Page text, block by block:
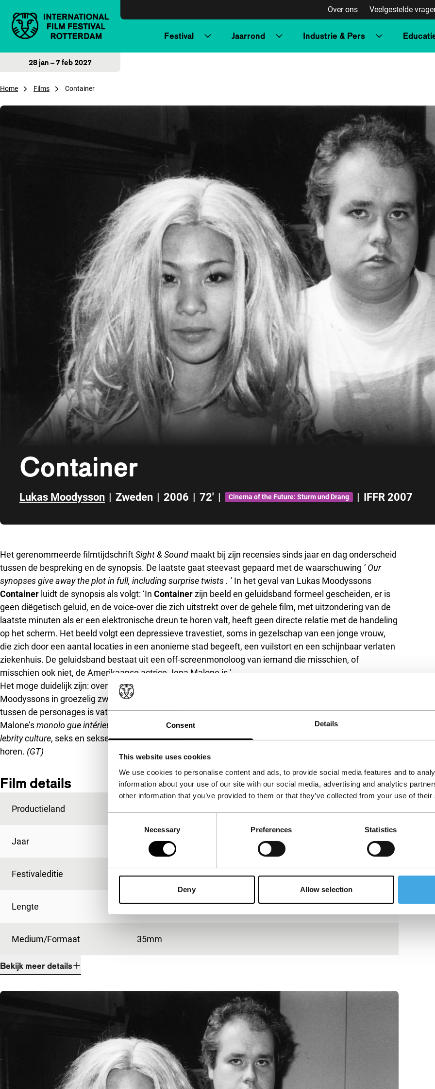
Consent Details
This website uses cookies
We use cookies to personalise content and ads, to provide social media features and to
information about your use of our site with our social media, advertising and analytics
other information that you’ve provided to them or that they’ve collected from your use of
Necessary Preferences Statistics
Deny Allow selection
Over ons Veelgestelde
Festival Jaarrond Industrie & Pers
28 jan – 7 feb 2027
Home Films Container
Container
Lukas Moodysson | Zweden | 2006 | 72' | Cinema of the Future: Sturm und Drang | IFFR 2007
Het gerenommeerde filmtijdschriftSight & Sound maakt bij zijn recensies sinds jaar en dag onderscheid
tussen de bespreking en de synopsis. De laatste gaat steevast gepaard met de waarschuwing ‘ Our
synopses give away the plot in full, including surprise twists . ’In het geval van Lukas Moodyssons
Container luidt de synopsis als volgt: ‘In Containerzijn beeld en geluidsband formeel gescheiden, er is
geen diëgetisch geluid, en de voice-over die zich uitstrekt over de gehele film, met uitzondering van de
laatste minuten als er een elektronische dreun te horen valt, heeft geen directe relatie met de handeling
op het scherm. Het beeld volgt een depressieve travestiet, soms in gezelschap van een jonge vrouw,
die zich door een aantal locaties in een anonieme stad begeeft, een vuilstort en een schijnbaar verlaten
ziekenhuis. De geluidsband bestaat uit een off-screenmonoloog van iemand die misschien, of
misschien ook niet, de Amerikaanse actrice Jena Malone is.’
Het moge duidelijk zijn: over plot en verrassende wendingen viel weinig te verklappen. Maar dat maakt
Moodyssons in groezelig zwart-wit gedraaide film er niet minder hypnotiserend om. De verhouding
tussen de personages is vatbaar voor meerdere interpretaties, maar wat nog meer fascineert is
Malone’smonolo gue intérieur . Ironisch en bloedserieus tegelijk mijmert ze over oorlog, Soedan, Irak,
lebrity culture, seks en sekse en nog veel meer. Een film om uit te lopen, of eindeloos te herzien en -
horen. (GT)
Film details
Productieland
Jaar 2006
Festivaleditie IFFR 2007
Lengte 72'
Medium/Formaat 35mm
Bekijk meer details